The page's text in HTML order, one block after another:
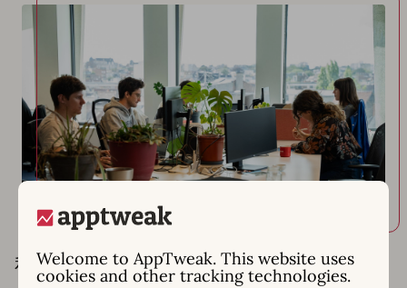
Welcome to AppTweak. This website uses
cookies and other tracking technologies.
私たちの働き方